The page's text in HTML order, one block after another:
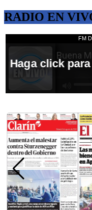
RADIO EN